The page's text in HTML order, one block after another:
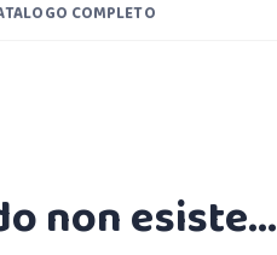
COMPLETO
non esiste...